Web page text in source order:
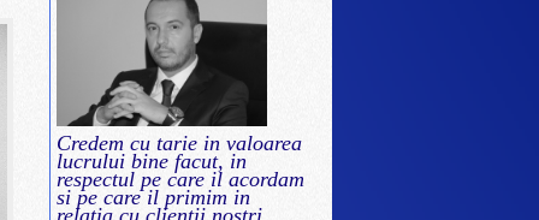
Credem cu tarie in valoarea
lucrului bine facut, in
respectul pe care il acordam
si pe care il primim in
relatia cu clientii nostri.